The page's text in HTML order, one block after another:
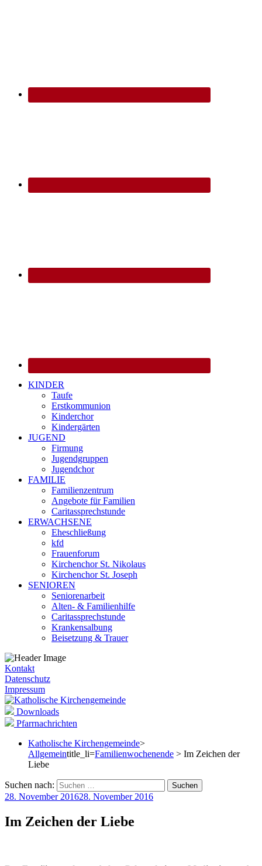
KINDER
Taufe
Erstkommunion
Kinderchor
Kindergärten
JUGEND
Firmung
Jugendgruppen
Jugendchor
FAMILIE
Familienzentrum
Angebote für Familien
Caritassprechstunde
ERWACHSENE
Eheschließung
kfd
Frauenforum
Kirchenchor St. Nikolaus
Kirchenchor St. Joseph
SENIOREN
Seniorenarbeit
Alten- & Familienhilfe
Caritassprechstunde
Krankensalbung
Beisetzung & Trauer
Kontakt
Datenschutz
Impressum
Downloads
Pfarrnachrichten
Katholische Kirchengemeinde>
Allgemeintitle_li=Familienwochenende > Im Zeichen der
Liebe
Suchen nach:
28. November 201628. November 2016
Im Zeichen der Liebe